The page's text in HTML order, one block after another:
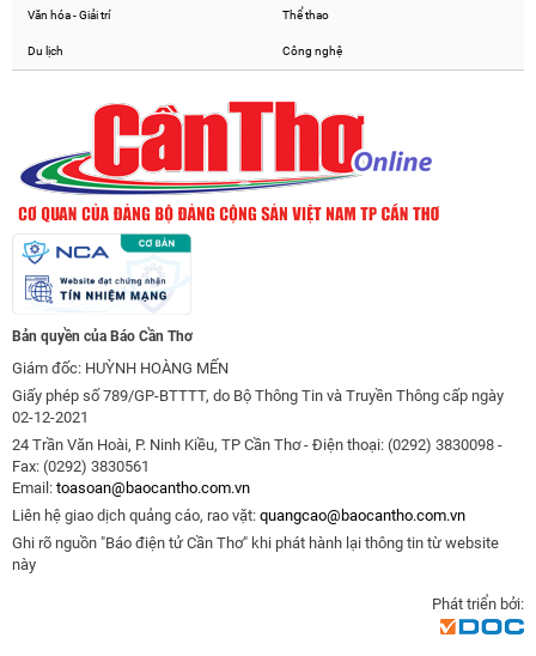
Văn hóa - Giải trí Thể thao
Du lịch Công nghệ
Bản quyền của Báo Cần Thơ
Giám đốc: HUỲNH HOÀNG MẾN
Giấy phép số 789/GP-BTTTT, do Bộ Thông Tin và Truyền Thông cấp ngày
02-12-2021
24 Trần Văn Hoài, P. Ninh Kiều, TP Cần Thơ - Điện thoại: (0292) 3830098 -
Fax: (0292) 3830561
Email: toasoan@baocantho.com.vn
Liên hệ giao dịch quảng cáo, rao vặt: quangcao@baocantho.com.vn
Ghi rõ nguồn "Báo điện tử Cần Thơ" khi phát hành lại thông tin từ website
này
Phát triển bởi: